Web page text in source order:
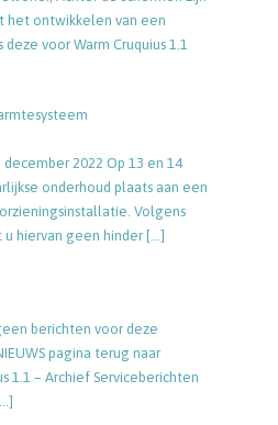
het ontwikkelen van een
deze voor Warm Cruquius 1.1
2022 Op 13 en 14
onderhoud plaats aan een
Volgens
hiervan geen hinder […]
berichten voor deze
pagina terug naar
1.1 – Archief Serviceberichten